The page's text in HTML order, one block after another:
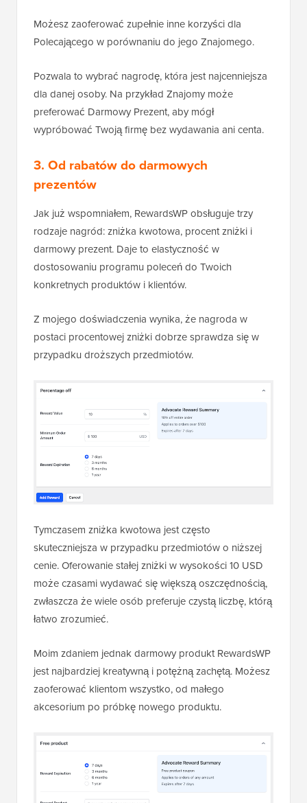
Możesz zaoferować zupełnie inne korzyści dla
Polecającego w porównaniu do jego Znajomego.
Pozwala to wybrać nagrodę, która jest najcenniejsza
dla danej osoby. Na przykład Znajomy może
preferować Darmowy Prezent, aby mógł
wypróbować Twoją firmę bez wydawania ani centa.
3. Od rabatów do darmowych
prezentów
Jak już wspomniałem, RewardsWP obsługuje trzy
rodzaje nagród: zniżka kwotowa, procent zniżki i
darmowy prezent. Daje to elastyczność w
dostosowaniu programu poleceń do Twoich
konkretnych produktów i klientów.
Z mojego doświadczenia wynika, że nagroda w
postaci procentowej zniżki dobrze sprawdza się w
przypadku droższych przedmiotów.
Tymczasem zniżka kwotowa jest często
skuteczniejsza w przypadku przedmiotów o niższej
cenie. Oferowanie stałej zniżki w wysokości 10 USD
może czasami wydawać się większą oszczędnością,
zwłaszcza że wiele osób preferuje czystą liczbę, którą
łatwo zrozumieć.
Moim zdaniem jednak darmowy produkt RewardsWP
jest najbardziej kreatywną i potężną zachętą. Możesz
zaoferować klientom wszystko, od małego
akcesorium po próbkę nowego produktu.